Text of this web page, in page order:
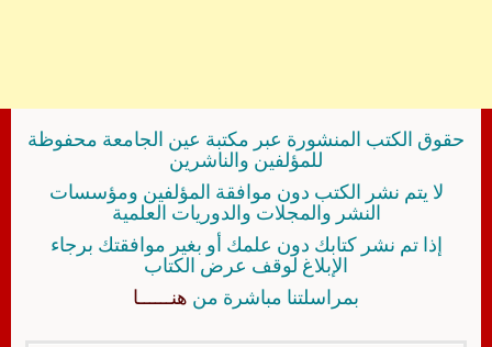
حقوق الكتب المنشورة عبر مكتبة عين الجامعة محفوظة
للمؤلفين والناشرين
لا يتم نشر الكتب دون موافقة المؤلفين ومؤسسات
النشر والمجلات والدوريات العلمية
إذا تم نشر كتابك دون علمك أو بغير موافقتك برجاء
الإبلاغ لوقف عرض الكتاب
بمراسلتنا مباشرة من هنــــــا